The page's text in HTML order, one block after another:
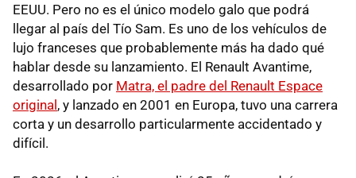
EEUU. Pero no es el único modelo galo que podrá
llegar al país del Tío Sam. Es uno de los vehículos de
lujo franceses que probablemente más ha dado qué
hablar desde su lanzamiento. El Renault Avantime,
desarrollado por Matra, el padre del Renault Espace
original, y lanzado en 2001 en Europa, tuvo una carrera
corta y un desarrollo particularmente accidentado y
difícil.